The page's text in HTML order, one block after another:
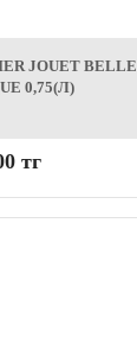
JOUET BELLE
0,75(Л)
тг